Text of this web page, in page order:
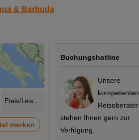
& Barbuda
Buchungshotline
Unsere
kompetenten
Reiseberater
stehen Ihnen gern zur
Verfügung.
Preis/Leistung
merken